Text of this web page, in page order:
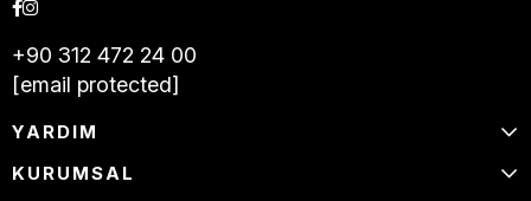
+90 312 472 24 00
[email protected]
YARDIM
KURUMSAL